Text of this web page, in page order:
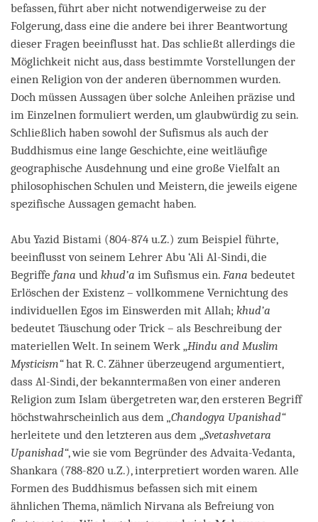
befassen, führt aber nicht notwendigerweise zu der
Folgerung, dass eine die andere bei ihrer Beantwortung
dieser Fragen beeinflusst hat. Das schließt allerdings die
Möglichkeit nicht aus, dass bestimmte Vorstellungen der
einen Religion von der anderen übernommen wurden.
Doch müssen Aussagen über solche Anleihen präzise und
im Einzelnen formuliert werden, um glaubwürdig zu sein.
Schließlich haben sowohl der Sufismus als auch der
Buddhismus eine lange Geschichte, eine weitläufige
geographische Ausdehnung und eine große Vielfalt an
philosophischen Schulen und Meistern, die jeweils eigene
spezifische Aussagen gemacht haben.
Abu Yazid Bistami (804-874 u.Z.) zum Beispiel führte,
beeinflusst von seinem Lehrer Abu ‘Ali Al-Sindi, die
Begriffe fana und khud’a im Sufismus ein. Fana bedeutet
Erlöschen der Existenz – vollkommene Vernichtung des
individuellen Egos im Einswerden mit Allah; khud’a
bedeutet Täuschung oder Trick – als Beschreibung der
materiellen Welt. In seinem Werk „Hindu and Muslim
Mysticism“hat R. C. Zähner überzeugend argumentiert,
dass Al-Sindi, der bekanntermaßen von einer anderen
Religion zum Islam übergetreten war, den ersteren Begriff
höchstwahrscheinlich aus dem Chandogya Upanishad“
herleitete und den letzteren aus dem „Svetashvetara
Upanishad“, wie sie vom Begründer des Advaita-Vedanta,
Shankara (788-820 u.Z.), interpretiert worden waren. Alle
Formen des Buddhismus befassen sich mit einem
ähnlichen Thema, nämlich Nirvana als Befreiung von